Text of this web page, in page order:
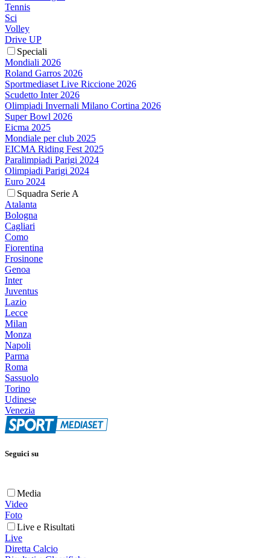
Tennis
Sci
Volley
Drive UP
Speciali
Mondiali 2026
Roland Garros 2026
Sportmediaset Live Riccione 2026
Scudetto Inter 2026
Olimpiadi Invernali Milano Cortina 2026
Super Bowl 2026
Eicma 2025
Mondiale per club 2025
EICMA Riding Fest 2025
Paralimpiadi Parigi 2024
Olimpiadi Parigi 2024
Euro 2024
Squadra Serie A
Atalanta
Bologna
Cagliari
Como
Fiorentina
Frosinone
Genoa
Inter
Juventus
Lazio
Lecce
Milan
Monza
Napoli
Parma
Roma
Sassuolo
Torino
Udinese
Venezia
Seguici su
Media
Video
Foto
Live e Risultati
Live
Diretta Calcio